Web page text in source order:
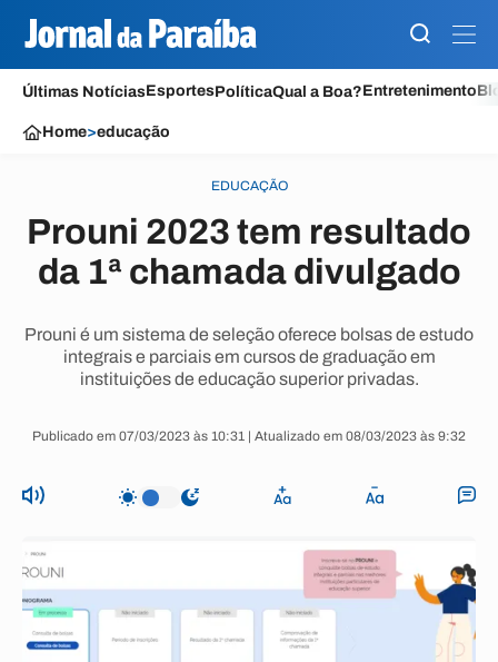
Últimas NotíciasEsportesPolíticaQual a Boa?Entretenimento
Home>educação
EDUCAÇÃO
Prouni 2023 tem resultado
da 1ª chamada divulgado
Prouni é um sistema de seleção oferece bolsas de estudo
integrais e parciais em cursos de graduação em
instituições de educação superior privadas.
Publicado em 07/03/2023 às 10:31 | Atualizado em 08/03/2023 às 9:32